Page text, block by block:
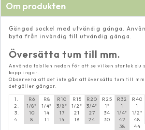
Om produkten
Gängad sockel med utvändig gänga.
byta från invändig till utvändig gänga.
Översätta tum till mm.
Använda tabllen nedan för att se vilken storlek du
kopplingar.
Observera att det inte går att översätta tum till
det gäller gängor.
1.
2.
3.
4.
R6
1/8"
10
8
R8
1/4"
14
11
R10
3/8"
17
14
R15
1/2"
21
18
R20
3/4"
27
24
R25
1"
34
30
R32
1
1/4"
42
38
R40
1
1/2"
48
44